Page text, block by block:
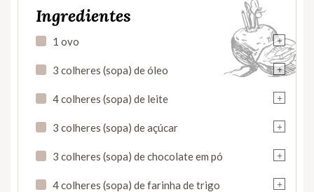
Ingredientes
+
1 ovo
+
3 colheres (sopa) de óleo
+
4 colheres (sopa) de leite
+
3 colheres (sopa) de açúcar
+
3 colheres (sopa) de chocolate em pó
+
4 colheres (sopa) de farinha de trigo